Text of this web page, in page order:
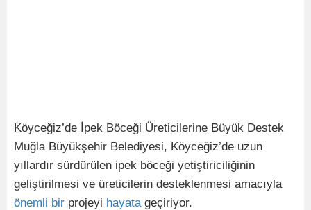
Köyceğiz’de İpek Böceği Üreticilerine Büyük Destek
Muğla Büyükşehir Belediyesi, Köyceğiz’de uzun
yıllardır sürdürülen ipek böceği yetiştiriciliğinin
geliştirilmesi ve üreticilerin desteklenmesi amacıyla
önemli bir projeyi hayatageçiriyor.